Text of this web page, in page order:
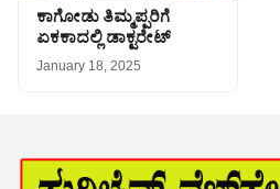
ಕಾಗೋಡು ತಿಮ್ಮಪ್ಪರಿಗೆ
ಏಕಕಾದಲ್ಲಿ ಡಾಕ್ಟರೇಟ್
January 18, 2025